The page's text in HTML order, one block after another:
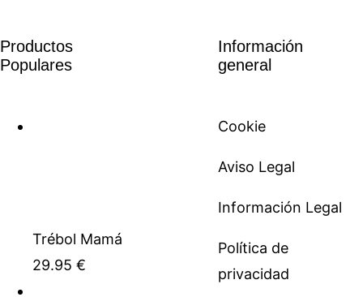
Productos
Populares
Trébol Mamá
29.95 €
Información
general
Cookie
Aviso Legal
Información Legal
Política de
privacidad